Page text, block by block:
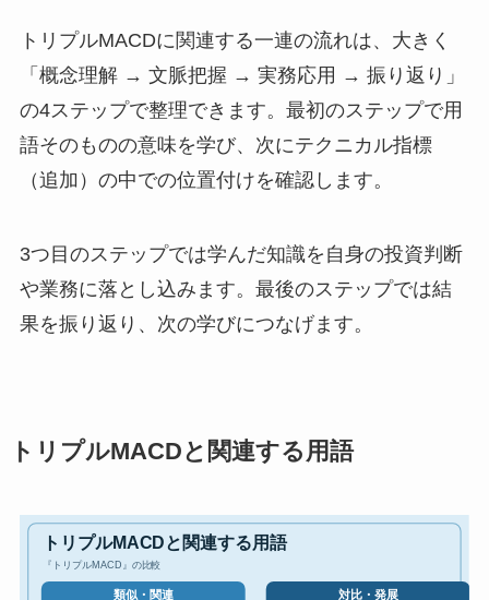
トリプルMACDに関連する一連の流れは、大きく
「概念理解 → 文脈把握 → 実務応用 → 振り返り」
の4ステップで整理できます。最初のステップで用
語そのものの意味を学び、次にテクニカル指標
（追加）の中での位置付けを確認します。
3つ目のステップでは学んだ知識を自身の投資判断
や業務に落とし込みます。最後のステップでは結
果を振り返り、次の学びにつなげます。
トリプルMACDと関連する用語